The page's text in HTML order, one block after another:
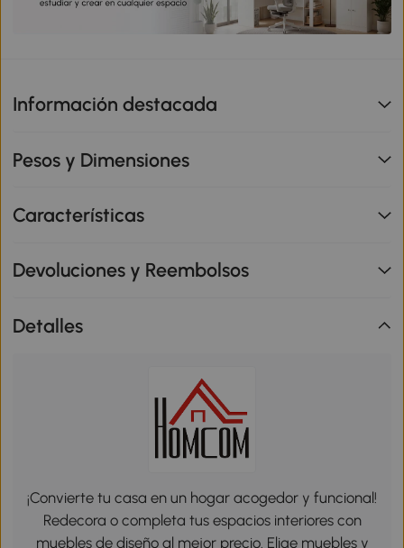
Información destacada
Pesos y Dimensiones
Características
Devoluciones y Reembolsos
Detalles
¡Convierte tu casa en un hogar acogedor y funcional!
Redecora o completa tus espacios interiores con
muebles de diseño al mejor precio. Elige muebles y